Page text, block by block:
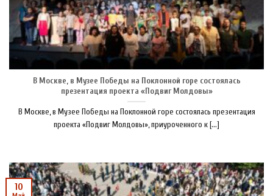
В Москве, в Музее Победы на Поклонной горе состоялась
презентация проекта «Подвиг Молдовы»
В Москве, в Музее Победы на Поклонной горе состоялась презентация
проекта «Подвиг Молдовы», приуроченного к [...]
10